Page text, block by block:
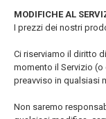
MODIFICHE AL
I prezzi dei nostri
Ci riserviamo il diritto
momento il Servizio
preavviso in qualsiasi
Non saremo